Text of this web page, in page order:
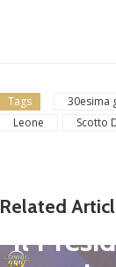
Tags 30esima
Leone
Scotto
Related
Coppa
gli